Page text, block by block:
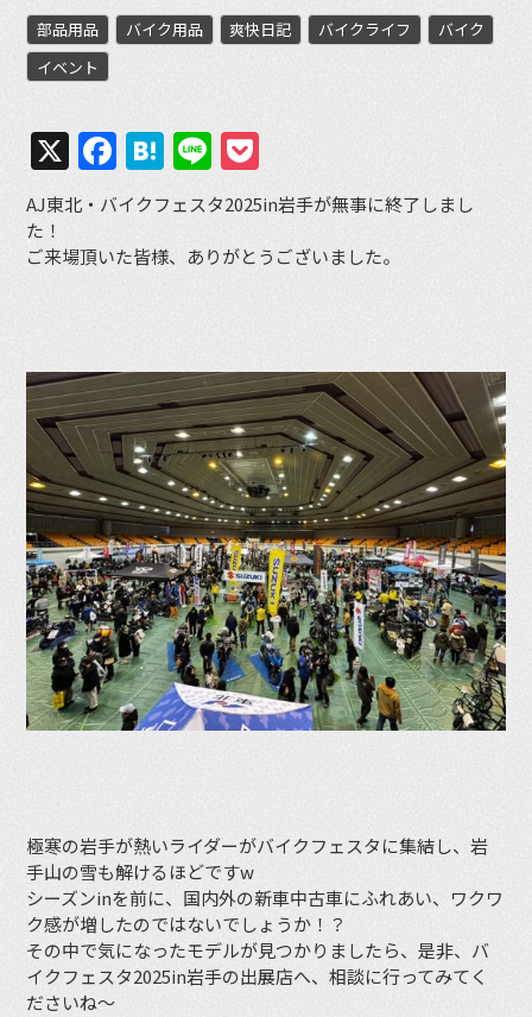
部品用品 バイク用品 爽快日記 バイクライフ
バイク
イベント
X Facebook
Hatena
Line
AJ東北・バイクフェスタ2025in岩手が無事に終了しまし
た！
ご来場頂いた皆様、ありがとうございました。
極寒の岩手が熱いライダーがバイクフェスタに集結し、岩
手山の雪も解けるほどですw
シーズンinを前に、国内外の新車中古車にふれあい、ワクワ
ク感が増したのではないでしょうか！？
その中で気になったモデルが見つかりましたら、是非、バ
イクフェスタ2025in岩手の出展店へ、相談に行ってみてく
ださいね〜